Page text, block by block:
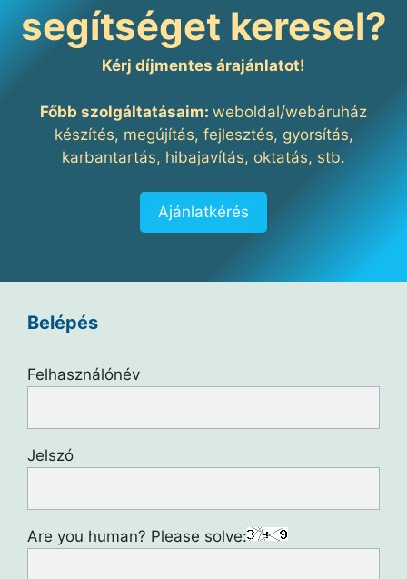
segítséget keresel?
Kérj díjmentes árajánlatot!
Főbb szolgáltatásaim: weboldal/webáruház
készítés, megújítás, fejlesztés, gyorsítás,
karbantartás, hibajavítás, oktatás, stb.
Ajánlatkérés
Belépés
Felhasználónév
Jelszó
Are you human? Please solve: